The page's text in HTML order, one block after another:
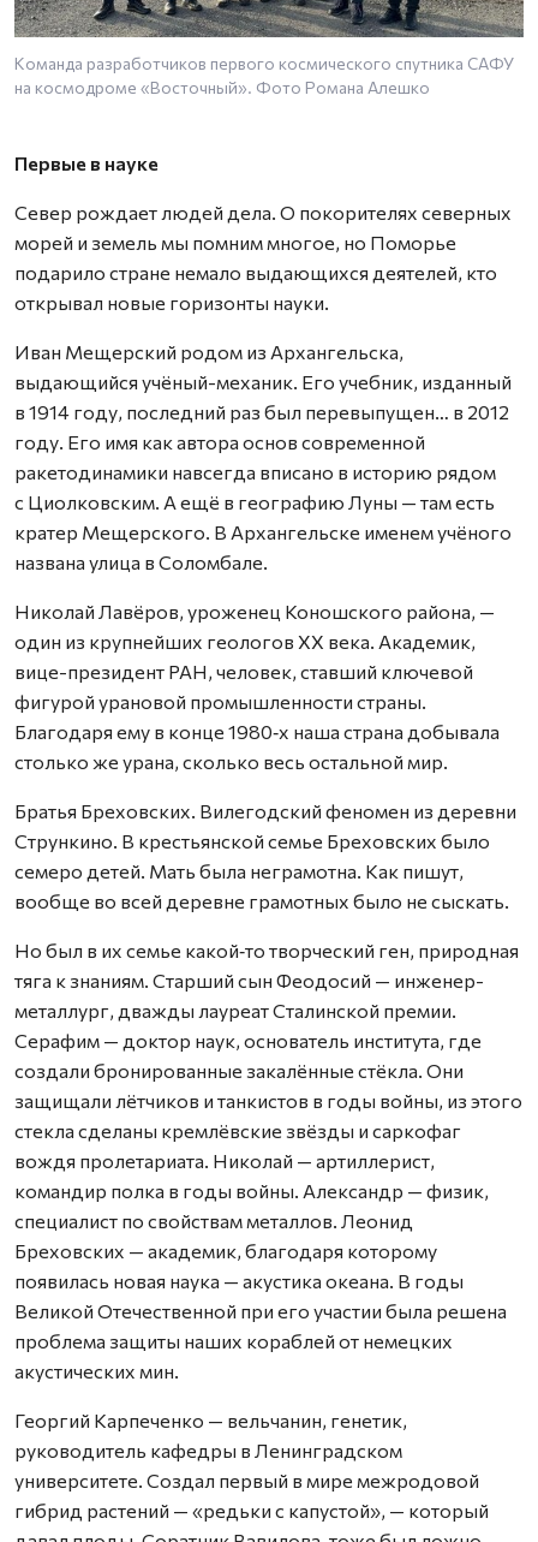
Команда разработчиков первого космического спутника САФУ
на космодроме «Восточный». Фото Романа Алешко
Первые в науке
Север рождает людей дела. О покорителях северных
морей и земель мы пом­ним многое, но Поморье
подарило стране немало выдающихся деятелей, кто
открывал новые горизонты науки.
Иван Мещерский родом из Архангельска,
выдающийся учёный-механик. Его учебник, изданный
в 1914 году, последний раз был перевыпущен… в 2012
году. Его имя как автора основ современной
ракетодинамики навсегда вписано в историю рядом
с Циолковским. А ещё в географию Луны — там есть
кратер Мещерского. В Архангельске именем учёного
названа улица в Соломбале.
Николай Лавёров, уроженец Коношского района, —
один из крупнейших геологов XX века. Академик,
вице-президент РАН, человек, ставший ключевой
фигурой урановой промышленности страны.
Благодаря ему в конце 1980‑х наша страна добывала
столько же урана, сколько весь остальной мир.
Братья Бреховских. Вилегодский феномен из деревни
Стрункино. В крестьянской семье Бреховских было
семеро детей. Мать была неграмотна. Как пишут,
вообще во всей деревне грамотных было не сыскать.
Но был в их семье какой‑то творческий ген, природная
тяга к знаниям. Старший сын Феодосий — инженер-
металлург, дважды лауреат Сталинской премии.
Серафим — доктор наук, основатель института, где
создали бронированные закалённые стёкла. Они
защищали лётчиков и танкистов в годы войны, из этого
стекла сделаны кремлёвские звёзды и саркофаг
вождя пролетариата. Николай — артиллерист,
командир полка в годы войны. Александр — физик,
специалист по свойствам металлов. Леонид
Бреховских — академик, благодаря которому
появилась новая наука — акустика океана. В годы
Великой Отечественной при его участии была решена
проблема защиты наших кораблей от немецких
акустических мин.
Георгий Карпеченко — вельчанин, генетик,
руководитель кафедры в Ленинградском
университете. Создал первый в мире межродовой
гибрид растений — «редьки с капустой», — который